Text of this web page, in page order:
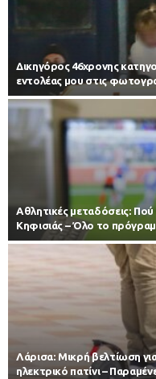
Δικηγόρος 46χρονης
εντολέας μου στις
Αθλητικές μεταδόσεις:
Κηφισιάς – Όλο το
Λάρισα: Μικρή βελτίωση
ηλεκτρικό πατίνι –